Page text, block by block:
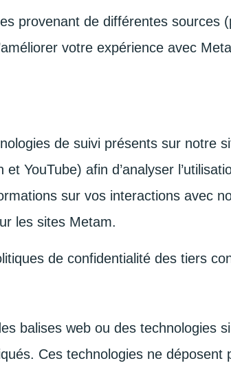
provenant de différentes sources
votre expérience avec
de suivi présents sur notre
YouTube) afin d’analyser
sur vos interactions avec
les sites Metam.
de confidentialité des tiers
balises web ou des technologies
Ces technologies ne déposent